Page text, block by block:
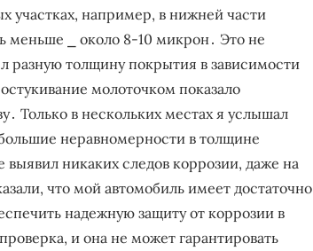
участках, например, в нижней части
меньше ⎯ около 8-10 микрон․ Это не
разную толщину покрытия в зависимости
молоточком показало
Только в нескольких местах я услышал
неравномерности в толщине
выявил никаких следов коррозии, даже на
что мой автомобиль имеет достаточно
надежную защиту от коррозии в
и она не может гарантировать